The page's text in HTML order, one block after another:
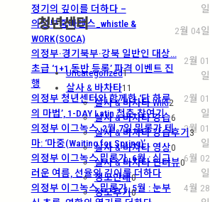
정기의 깊이를 더하다 –
일
의정부줌바댄스_whistle &
WORK(SOCA)
2월 04일
의정부·경기북부·강북 일반인 대상…
초급 ‘1+1 동반 등록’ 파격 이벤트 진
행
2월 01
일
의정부 청년센터와 함께한 ‘단 하루
의 마법’, 1-DAY Latin 청춘 참여기
2월 01
일
의정부 이그녹스, 2월 7일 밀롱가 테
마: ‘마중(Waiting for Spring)’
2월 01
일
의정부 이그녹스 밀롱가, 6월 : 싱그
러운 여름, 선율의 깊이를 더하다
6월 02
일
의정부 이그녹스 밀롱가, 5월 : 눈부
4월 28
청년센터
Uncategorized1
살사 & 바차타11
살사 & 바차타 WIKI2
살사 & 바차타 강습6
살사 & 바차타 강습후기3
살사 & 바차타 영상0
살사 & 바차타 인터뷰0
정모안내0
정모후기0